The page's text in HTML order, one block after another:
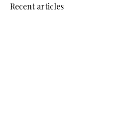
Recent articles